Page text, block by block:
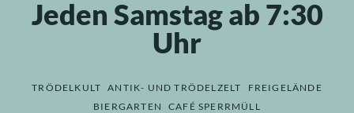
Jeden Samstag ab 7:30
Uhr
TRÖDELKULT ANTIK- UND TRÖDELZELT
FREIGELÄNDE
BIERGARTEN
CAFÉ SPERRMÜLL